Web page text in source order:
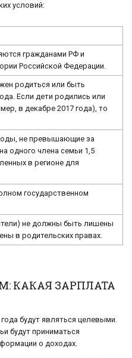
условий:
гражданами РФ и
Российской Федерации.
родиться или быть
Если дети родились или
в декабре 2017 года), то
не превышающие за
одного члена семьи 1,5
в регионе для
государственном
не должны быть лишены
в родительских правах.
КАКАЯ ЗАРПЛАТА
будут являться целевыми.
будут приниматься
о доходах.